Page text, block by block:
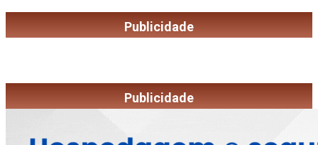
Publicidade
Publicidade